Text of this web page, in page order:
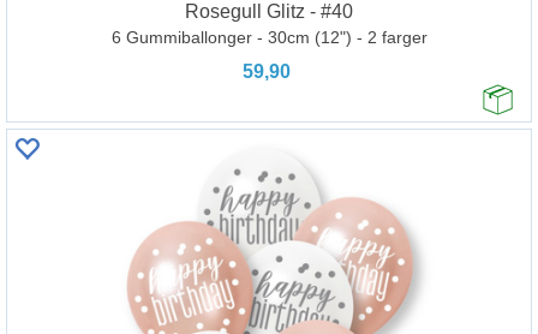
Rosegull Glitz - #40
6 Gummiballonger - 30cm (12") - 2 farger
59,90